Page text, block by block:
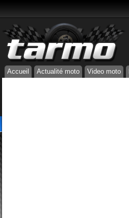
Accueil Actualité moto Video moto